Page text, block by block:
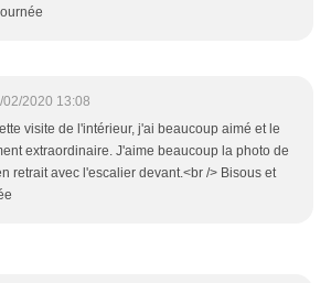
02/2020 13:08
visite de l'intérieur, j'ai beaucoup aimé et le
extraordinaire. J'aime beaucoup la photo de
retrait avec l'escalier devant.<br /> Bisous et